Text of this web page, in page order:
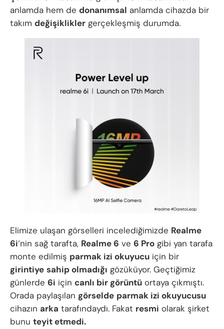
anlamda hem de donanımsal anlamda cihazda bir
takım değişiklikler gerçekleşmiş durumda.
Elimize ulaşan görselleri incelediğimizde Realme
6i‘nin sağ tarafta, Realme 6 ve 6 Pro gibi yan tarafa
monte edilmiş parmak izi okuyucu için bir
girintiye sahip olmadığı gözüküyor. Geçtiğimiz
günlerde 6i için canlı bir görüntü ortaya çıkmıştı.
Orada paylaşılan görselde parmak izi okuyucusu
cihazın arka tarafındaydı. Fakat resmi olarak şirket
bunu teyit etmedi.